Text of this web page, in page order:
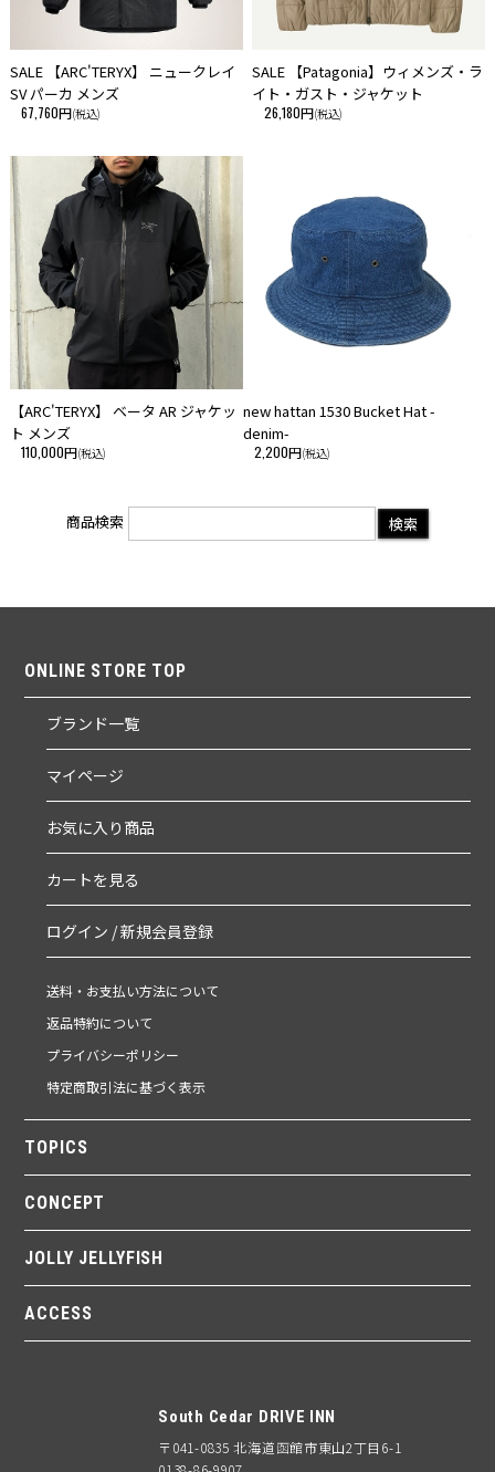
SALE 【ARC'TERYX】 ニュークレイ
SV パーカ メンズ
67,760円(税込)
SALE 【Patagonia】ウィメンズ・ラ
イト・ガスト・ジャケット
26,180円(税込)
【ARC'TERYX】 ベータ AR ジャケッ
ト メンズ
110,000円(税込)
new hattan 1530 Bucket Hat -
denim-
2,200円(税込)
商品検索
ONLINE STORE TOP
ブランド一覧
マイページ
お気に入り商品
カートを見る
ログイン / 新規会員登録
送料・お支払い方法について
返品特約について
プライバシーポリシー
特定商取引法に基づく表示
TOPICS
CONCEPT
JOLLY JELLYFISH
ACCESS
South Cedar DRIVE INN
〒041-0835 北海道函館市東山2丁目6-1